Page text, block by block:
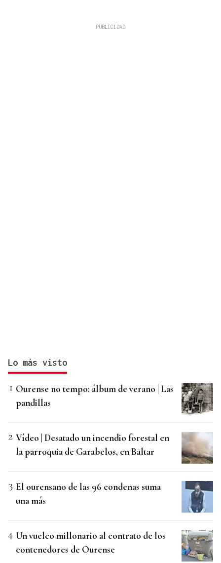
Lo más visto
Ourense no tempo: álbum de verano | Las
pandillas
Vídeo | Desatado un incendio forestal en
la parroquia de Garabelos, en Baltar
El ourensano de las 96 condenas suma
una más
Un vuelco millonario al contrato de los
contenedores de Ourense